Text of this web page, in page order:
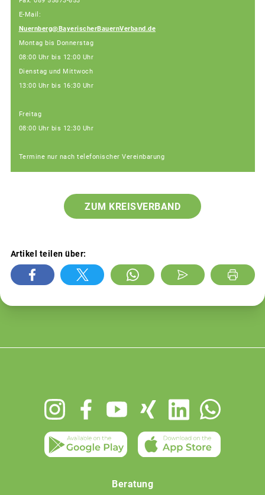
E-Mail:
Nuernberg@BayerischerBauernVerband.de
Montag bis Donnerstag
08:00 Uhr bis 12:00 Uhr
Dienstag und Mittwoch
13:00 Uhr bis 16:30 Uhr
Freitag
08:00 Uhr bis 12:30 Uhr
Termine nur nach telefonischer Vereinbarung
ZUM KREISVERBAND
Artikel teilen über:
Beratung